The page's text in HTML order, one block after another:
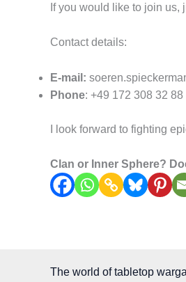
If you would like to join us,
Contact details:
E-mail:
Phone: +49 172 308 32 88
I look forward to fighting
Clan or Inner Sphere?
The world of tabletop